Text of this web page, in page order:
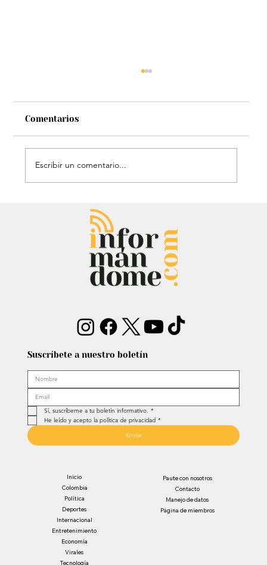
Audiencia de Maduro en Estados
Unidos: Debate por fondos para su
defensa marca el proceso
Comentarios
Escribir un comentario...
Suscríbete a nuestro boletín
Sí, suscríbeme a tu boletín informativo. *
He leído y acepto la política de privacidad *
Enviar
Inicio
Colombia
Política
Deportes
Internacional
Entretenimiento
Economía
Virales
Tecnología
Paute con nosotros
Contacto
Manejo de datos
Página de miembros